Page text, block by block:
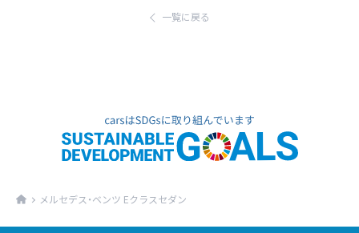
一覧に戻る
メルセデス・ベンツ Eクラスセダン